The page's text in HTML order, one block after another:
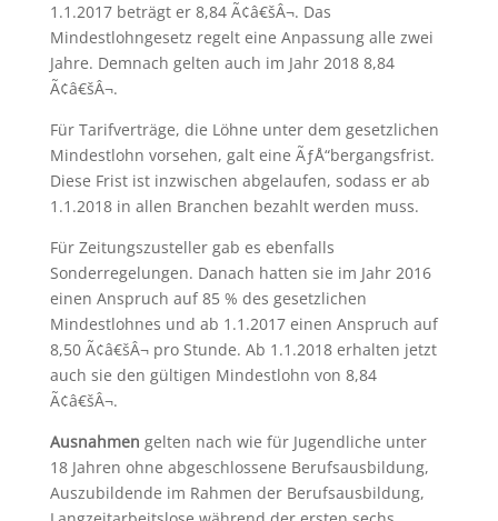
1.1.2017 beträgt er 8,84 Ã¢â€šÂ¬. Das
Mindestlohngesetz regelt eine Anpassung alle zwei
Jahre. Demnach gelten auch im Jahr 2018 8,84
Ã¢â€šÂ¬.
Für Tarifverträge, die Löhne unter dem gesetzlichen
Mindestlohn vorsehen, galt eine ÃƒÅ“bergangsfrist.
Diese Frist ist inzwischen abgelaufen, sodass er ab
1.1.2018 in allen Branchen bezahlt werden muss.
Für Zeitungszusteller gab es ebenfalls
Sonderregelungen. Danach hatten sie im Jahr 2016
einen Anspruch auf 85 % des gesetzlichen
Mindestlohnes und ab 1.1.2017 einen Anspruch auf
8,50 Ã¢â€šÂ¬ pro Stunde. Ab 1.1.2018 erhalten jetzt
auch sie den gültigen Mindestlohn von 8,84
Ã¢â€šÂ¬.
Ausnahmen gelten nach wie für Jugendliche unter
18 Jahren ohne abgeschlossene Berufsausbildung,
Auszubildende im Rahmen der Berufsausbildung,